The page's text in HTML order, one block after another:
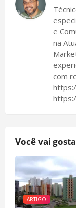
e
na
com
Você vai
ARTIGO